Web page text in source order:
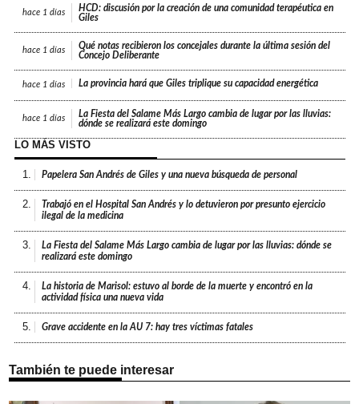
hace 1 días
HCD: discusión por la creación de una comunidad terapéutica en
Giles
hace 1 días
Qué notas recibieron los concejales durante la última sesión del
Concejo Deliberante
hace 1 días La provincia hará que Giles triplique su capacidad energética
hace 1 días
La Fiesta del Salame Más Largo cambia de lugar por las lluvias:
dónde se realizará este domingo
LO MÁS VISTO
1. Papelera San Andrés de Giles y una nueva búsqueda de personal
2.
Trabajó en el Hospital San Andrés y lo detuvieron por presunto ejercicio
ilegal de la medicina
3.
La Fiesta del Salame Más Largo cambia de lugar por las lluvias: dónde se
realizará este domingo
4.
La historia de Marisol: estuvo al borde de la muerte y encontró en la
actividad física una nueva vida
5. Grave accidente en la AU 7: hay tres víctimas fatales
También te puede interesar